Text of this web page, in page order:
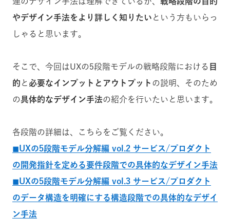
やデザイン手法をより詳しく知りたい という方もいらっ
しゃると思います。
そこで、今回はUXの5段階モデルの戦略段階における 目
的 と 必要なインプットとアウトプット の説明、そのため
の具体的なデザイン手法の紹介を行いたいと思います。
各段階の詳細は、こちらをご覧ください。
◼︎UXの5段階モデル分解編 vol.2 サービス/プロダクト
の開発指針を定める要件段階での具体的なデザイン手法
◼︎UXの5段階モデル分解編 vol.3 サービス/プロダクト
のデータ構造を明確にする構造段階での具体的なデザイ
ン手法